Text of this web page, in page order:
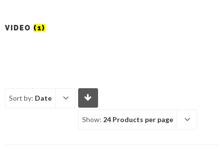
VIDEO (1)
Sort by: Date
Show: 24 Products per page